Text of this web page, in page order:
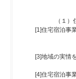
（１
[1]住宅宿泊事
[3]地域の実情
[4]住宅宿泊事